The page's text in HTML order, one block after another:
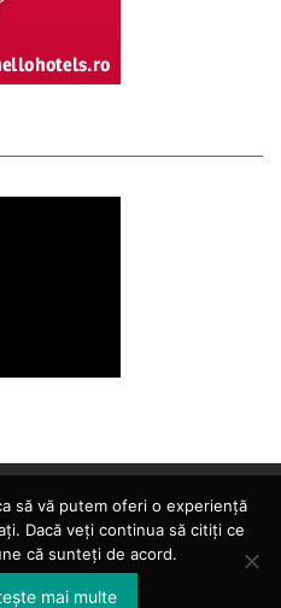
byWordPress
să vă putem oferi o experiență
Dacă veți continua să citiți ce
că sunteți de acord.
mai multe